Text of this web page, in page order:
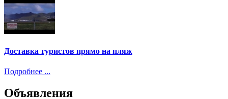
Доставка туристов прямо на пляж
Подробнее ...
Объявления